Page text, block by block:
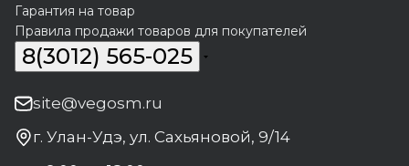
Гарантия на товар
Правила продажи товаров для покупателей
8(3012) 565-025
site@vegosm.ru
г. Улан-Удэ, ул. Сахьяновой, 9/14